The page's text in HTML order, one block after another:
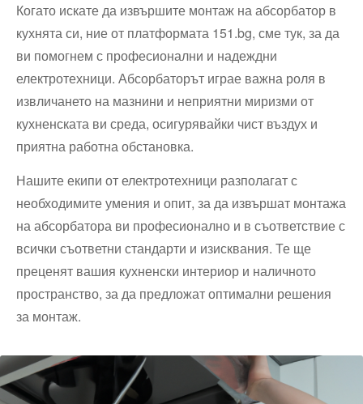
Когато искате да извършите монтаж на абсорбатор в
кухнята си, ние от платформата 151.bg, сме тук, за да
ви помогнем с професионални и надеждни
електротехници. Абсорбаторът играе важна роля в
извличането на мазнини и неприятни миризми от
кухненската ви среда, осигурявайки чист въздух и
приятна работна обстановка.
Нашите екипи от електротехници разполагат с
необходимите умения и опит, за да извършат монтажа
на абсорбатора ви професионално и в съответствие с
всички съответни стандарти и изисквания. Те ще
преценят вашия кухненски интериор и наличното
пространство, за да предложат оптимални решения
за монтаж.